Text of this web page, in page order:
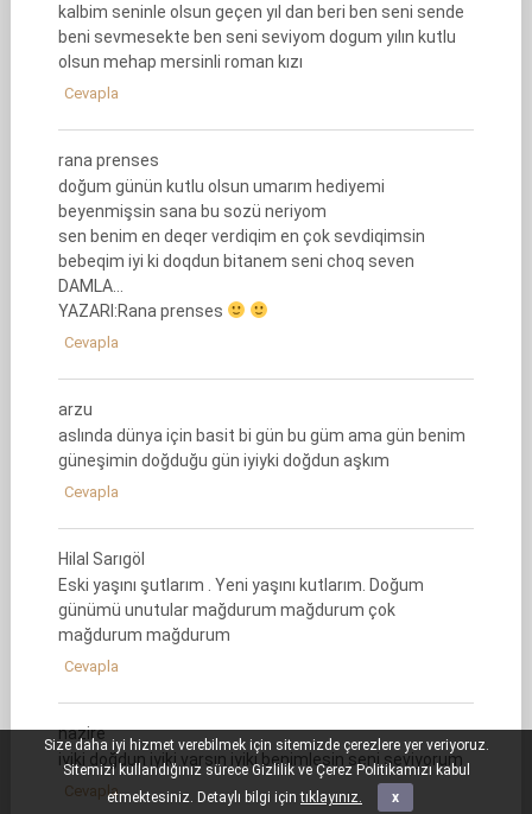
kalbim seninle olsun geçen yıl dan beri ben seni sende
beni sevmesekte ben seni seviyom dogum yılın kutlu
olsun mehap mersinli roman kızı
Cevapla
rana prenses
doğum günün kutlu olsun umarım hediyemi
beyenmişsin sana bu sozü neriyom
sen benim en deqer verdiqim en çok sevdiqimsin
bebeqim iyi ki doqdun bitanem seni choq seven
DAMLA…
YAZARI:Rana prenses
Cevapla
arzu
aslında dünya için basit bi gün bu güm ama gün benim
güneşimin doğduğu gün iyiyki doğdun aşkım
Cevapla
Hilal Sarıgöl
Eski yaşını şutlarım . Yeni yaşını kutlarım. Doğum
günümü unutular mağdurum mağdurum çok
mağdurum mağdurum
Cevapla
nazire
iyiki doğdun iyiki varsın iyiki benimlesin seni seviyorum
Cevapla
Size daha iyi hizmet verebilmek için sitemizde çerezlere yer veriyoruz.
Sitemizi kullandığınız sürece Gizlilik ve Çerez Politikamızı kabul
etmektesiniz. Detaylı bilgi içintıklayınız. x